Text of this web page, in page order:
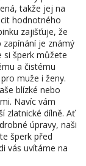
takže jej na
hodnotného
zajišťuje, že
je známý
si šperk můžete
a čistému
muže i ženy.
blízké nebo
Navíc vám
zlatnické dílně. Ať
úpravy, naši
šperk před
vás uvítáme na